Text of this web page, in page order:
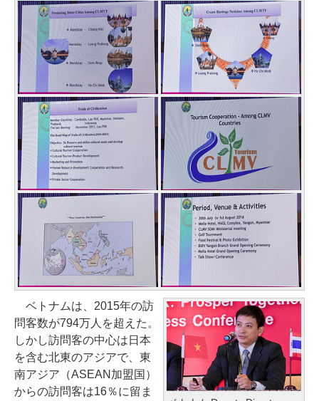
ベトナムは、2015年の訪
問客数が794万人を超えた。
しかし訪問客の中心は日本
を含む北東のアジアで、東
南アジア（ASEAN加盟国）
からの訪問客は16％に留ま